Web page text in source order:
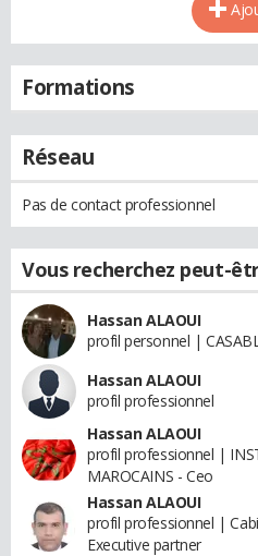
Formations
Réseau
Pas de contact professionnel
Vous recherchez peut-
Hassan ALAOUI
profil personnel |
Hassan ALAOUI
profil professionnel
Hassan ALAOUI
profil professionnel |
MAROCAINS - Ceo
Hassan ALAOUI
profil professionnel |
Executive partner